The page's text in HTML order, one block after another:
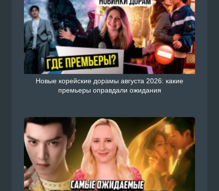
Новые корейские дорамы августа 2026: какие
премьеры оправдали ожидания